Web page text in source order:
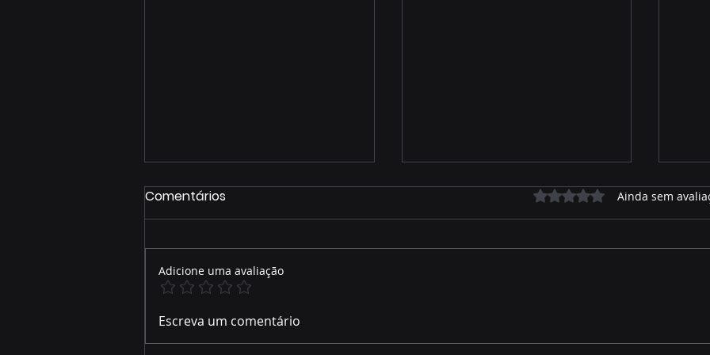
Assembleia contribui para
ambiente favorável ao
Trajetória de Dedicação
Comentários Avaliado com 0 de 5 estrelas.
Ainda sem
Adicione uma avaliação
Escreva um comentário